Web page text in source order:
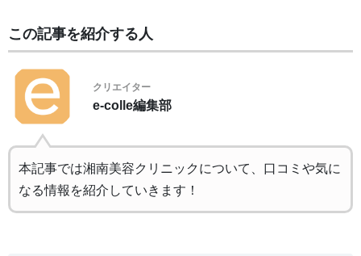
この記事を紹介する人
クリエイター
e-colle編集部
本記事では湘南美容クリニックについて、口コミや気に
なる情報を紹介していきます！